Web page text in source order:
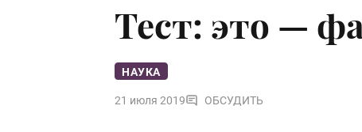
Тест: это —
НАУКА
21 июля 2019 ОБСУДИТЬ